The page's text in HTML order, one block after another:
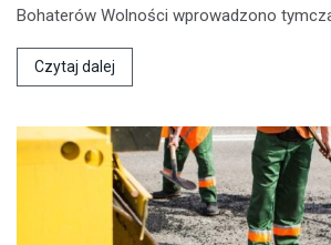
Bohaterów Wolności wprowadzono
Czytaj dalej